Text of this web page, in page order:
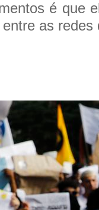
é que
entre as